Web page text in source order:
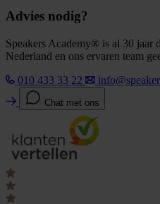
Advies nodig?
Speakers Academy® is al 30 jaar
Nederland en ons ervaren team
010 433 33 22
Chat met ons